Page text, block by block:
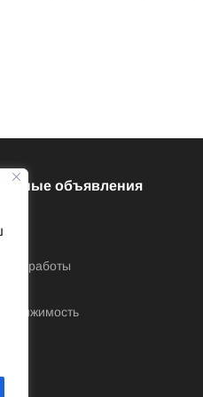
объявления
работы